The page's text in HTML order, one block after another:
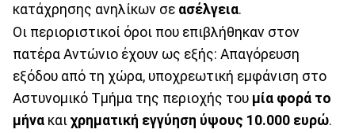
κατάχρησης ανηλίκων σε ασέλγεια.
Οι περιοριστικοί όροι που επιβλήθηκαν στον
πατέρα Αντώνιο έχουν ως εξής: Απαγόρευση
εξόδου από τη χώρα, υποχρεωτική εμφάνιση στο
Αστυνομικό Τμήμα της περιοχής του μία φορά το
μήνα και χρηματική εγγύηση ύψους 10.000 ευρώ.